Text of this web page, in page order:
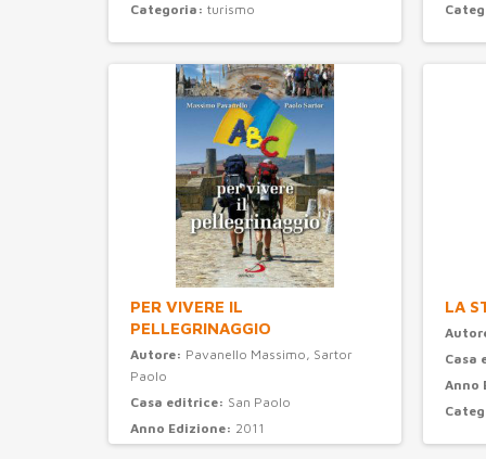
Categoria: turismo
PER VIVERE IL
PELLEGRINAGGIO
Autore: Pavanello Massimo, Sartor
Paolo
Casa editrice: San Paolo
Anno Edizione: 2011
LA
Casa
Anno